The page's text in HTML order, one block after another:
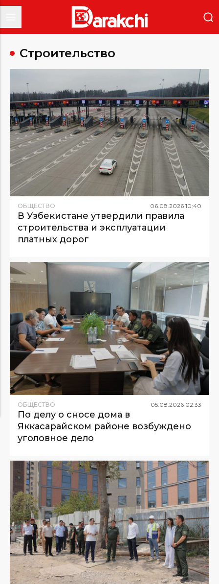
Строительство
ОБЩЕСТВО 06.08.2026 10:40
В Узбекистане утвердили правила
строительства и эксплуатации
платных дорог
ОБЩЕСТВО 05.08.2026 02:33
По делу о сносе дома в
Яккасарайском районе возбуждено
уголовное дело